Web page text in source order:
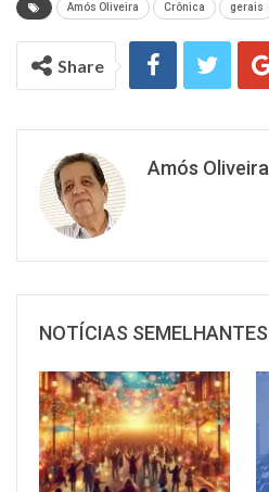
Amós Oliveira Crônica gerais
Share
Amós Oliveira
NOTÍCIAS SEMELHANTES